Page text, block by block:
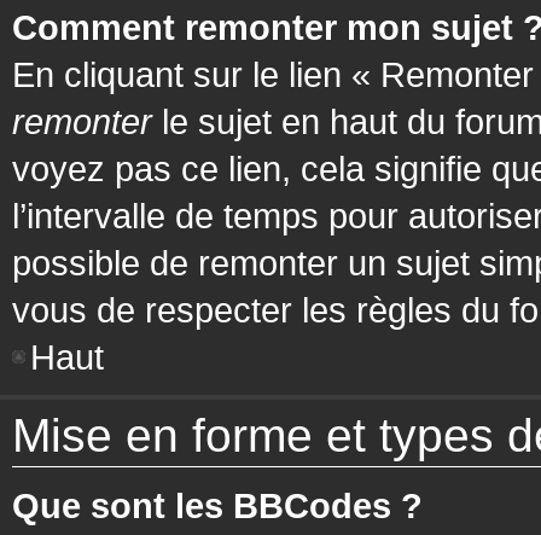
Comment remonter mon sujet
En cliquant sur le lien «
remonterle sujet en haut du
voyez pas ce lien, cela signifie
l’intervalle de temps pour
possible de remonter un sujet
vous de respecter les règles du
Haut
Mise en forme et types
Que sont les BBCodes ?